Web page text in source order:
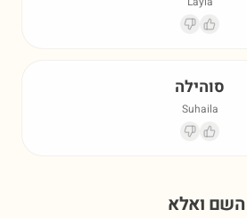
סוהילה
Suhaila
השם ואלא